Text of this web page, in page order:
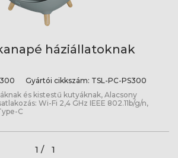
háziállatoknak
Gyártói cikkszám: TSL-PC-PS300
és kistestű kutyáknak, Alacsony
Wi-Fi 2,4 GHz IEEE 802.11b/g/n,
C
1 / 1